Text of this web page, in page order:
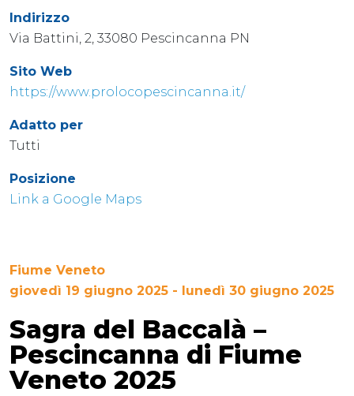
Indirizzo
Via Battini, 2, 33080 Pescincanna PN
Sito Web
https://www.prolocopescincanna.it/
Adatto per
Tutti
Posizione
Link a Google Maps
Fiume Veneto
giovedì 19 giugno 2025 - lunedì 30 giugno 2025
Sagra del Baccalà –
Pescincanna di Fiume
Veneto 2025